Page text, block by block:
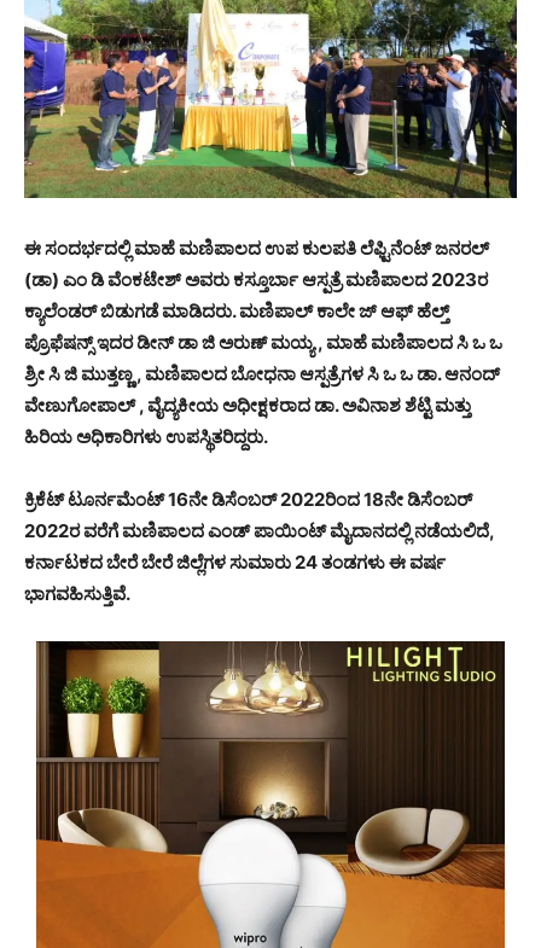
ಈ ಸಂದರ್ಭದಲ್ಲಿ ಮಾಹೆ ಮಣಿಪಾಲದ ಉಪ ಕುಲಪತಿ ಲೆಫ್ಟಿನೆಂಟ್ ಜನರಲ್
(ಡಾ) ಎಂ ಡಿ ವೆಂಕಟೇಶ್ ಅವರು ಕಸ್ತೂರ್ಬಾ ಆಸ್ಪತ್ರೆ ಮಣಿಪಾಲದ 2023ರ
ಕ್ಯಾಲೆಂಡರ್ ಬಿಡುಗಡೆ ಮಾಡಿದರು. ಮಣಿಪಾಲ್ ಕಾಲೇ ಜ್ ಆಫ್ ಹೆಲ್ತ್
ಪ್ರೊಫೆಷನ್ಸ್ ಇದರ ಡೀನ್ ಡಾ ಜಿ ಅರುಣ್ ಮಯ್ಯ , ಮಾಹೆ ಮಣಿಪಾಲದ ಸಿ ಒ ಒ
ಶ್ರೀ ಸಿ ಜಿ ಮುತ್ತಣ್ಣ , ಮಣಿಪಾಲದ ಬೋಧನಾ ಆಸ್ಪತ್ರೆಗಳ ಸಿ ಒ ಒ ಡಾ. ಆನಂದ್
ವೇಣುಗೋಪಾಲ್ , ವೈದ್ಯಕೀಯ ಅಧೀಕ್ಷಕರಾದ ಡಾ. ಅವಿನಾಶ ಶೆಟ್ಟಿ ಮತ್ತು
ಹಿರಿಯ ಅಧಿಕಾರಿಗಳು ಉಪಸ್ಥಿತರಿದ್ದರು.
ಕ್ರಿಕೆಟ್ ಟೂರ್ನಮೆಂಟ್ 16ನೇ ಡಿಸೆಂಬರ್ 2022ರಿಂದ 18ನೇ ಡಿಸೆಂಬರ್
2022ರ ವರೆಗೆ ಮಣಿಪಾಲದ ಎಂಡ್ ಪಾಯಿಂಟ್ ಮೈದಾನದಲ್ಲಿ ನಡೆಯಲಿದೆ,
ಕರ್ನಾಟಕದ ಬೇರೆ ಬೇರೆ ಜಿಲ್ಲೆಗಳ ಸುಮಾರು 24 ತಂಡಗಳು ಈ ವರ್ಷ
ಭಾಗವಹಿಸುತ್ತಿವೆ.